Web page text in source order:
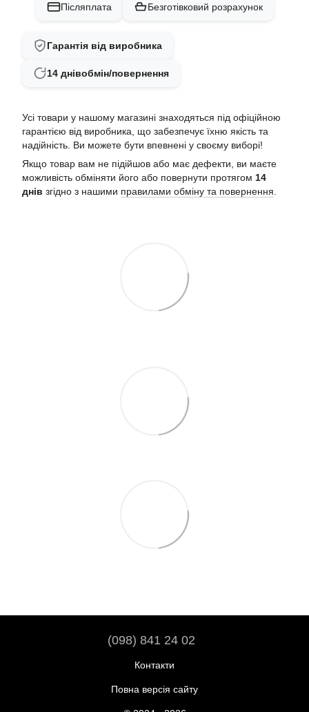
Післяплата Безготівковий розрахунок
Гарантія від виробника
14 днівобмін/повернення
Усі товари у нашому магазині знаходяться під офіційною
гарантією від виробника, що забезпечує їхню якість та
надійність. Ви можете бути впевнені у своєму виборі!
Якщо товар вам не підійшов або має дефекти, ви маєте
можливість обміняти його або повернути протягом 14
днів згідно з нашими правилами обміну та повернення
(098) 841 24 02
Контакти
Повна версія сайту